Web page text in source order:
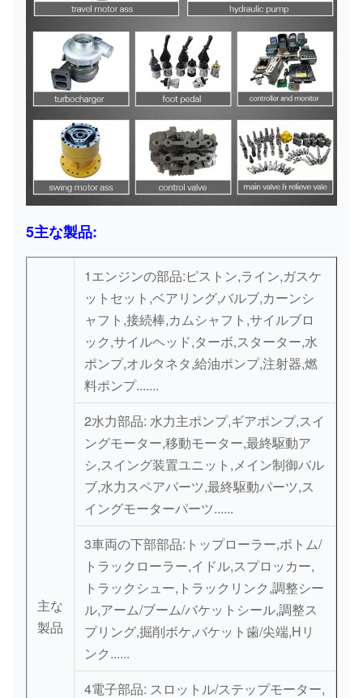
5主な製品:
主な
製品
1エンジンの部品:ピストン,ライン,ガスケ
ットセット,ベアリング,バルブ,カーンシ
ャフト,接続棒,カムシャフト,サイルブロ
ック,サイルヘッド,ターボ,スターター,水
ポンプ,オルタネタ,給油ポンプ,注射器,燃
料ポンプ.......
2水力部品: 水力主ポンプ,ギアポンプ,スイ
ングモーター,移動モーター,最終駆動ア
シ,スイング装置ユニット,メイン制御バル
ブ,水力スペアパーツ,最終駆動パーツ,ス
イングモーターパーツ......
3車両の下部部品:トップローラー,ボトム/
トラックローラー,イドル,スプロッカー,
トラックシュー,トラックリンク,調整シー
ル,アーム/ブーム/バケットシール,調整ス
プリング,掘削ボケ,バケット歯/尖端,Hリ
ンク......
4電子部品: スロットル/ステップモーター,